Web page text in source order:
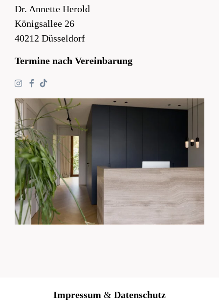
Dr. Annette Herold
Königsallee 26
40212 Düsseldorf
Termine nach Vereinbarung
Impressum & Datenschutz